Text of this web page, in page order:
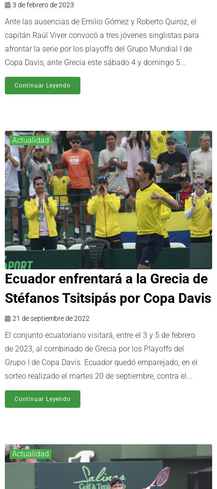
3 de febrero de 2023
Ante las ausencias de Emilio Gómez y Roberto Quiroz, el
capitán Raúl Viver convocó a tres jóvenes singlistas para
afrontar la serie por los playoffs del Grupo Mundial I de
Copa Davis, ante Grecia este sábado 4 y domingo 5...
Continuar Leyendo
Actualidad
Ecuador enfrentará a la Grecia de
Stéfanos Tsitsipás por Copa Davis
21 de septiembre de 2022
El conjunto ecuatoriano visitará, entre el 3 y 5 de febrero
de 2023, al combinado de Grecia por los Playoffs del
Grupo I de Copa Davis. Ecuador quedó emparejado, en el
sorteo realizado el martes 20 de septiembre, contra el...
Continuar Leyendo
Actualidad